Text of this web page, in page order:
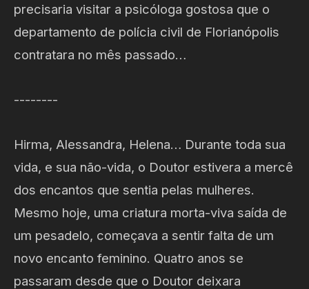
precisaria visitar a psicóloga gostosa que o
departamento de polícia civil de Florianópolis
contratara no mês passado…
--------
Hirma, Alessandra, Helena… Durante toda sua
vida, e sua não-vida, o Doutor estivera a mercê
dos encantos que sentia pelas mulheres.
Mesmo hoje, uma criatura morta-viva saída de
um pesadelo, começava a sentir falta de um
novo encanto feminino. Quatro anos se
passaram desde que o Doutor deixara